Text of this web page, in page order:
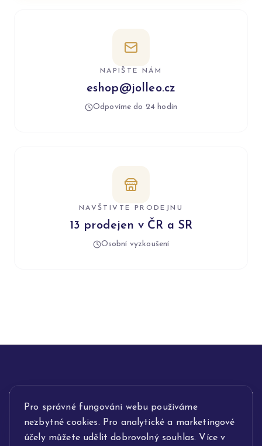
Pro správné fungování webu používáme
nezbytné cookies. Pro analytické a marketingové
účely můžete udělit dobrovolný souhlas. Více v
NAPIŠTE NÁM
eshop@jolleo.cz
Odpovíme do 24 hodin
NAVŠTIVTE PRODEJNU
13 prodejen v ČR a SR
Osobní vyzkoušení
INFORMACE
POPIS SLUŽEB